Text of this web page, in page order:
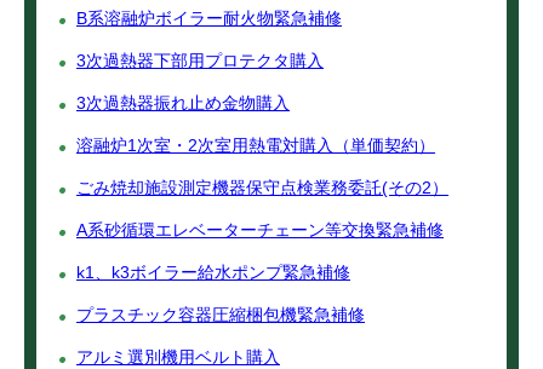
B系溶融炉ボイラー耐火物緊急補修
3次過熱器下部用プロテクタ購入
3次過熱器振れ止め金物購入
溶融炉1次室・2次室用熱電対購入（単価契約）
ごみ焼却施設測定機器保守点検業務委託(その2）
A系砂循環エレベーターチェーン等交換緊急補修
k1、k3ボイラー給水ポンプ緊急補修
プラスチック容器圧縮梱包機緊急補修
アルミ選別機用ベルト購入